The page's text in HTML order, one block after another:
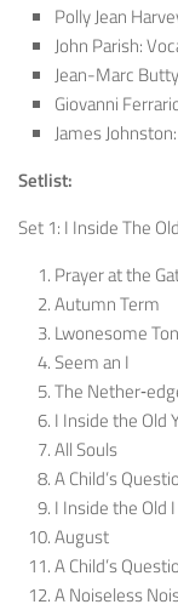
Polly Jean
John Parish:
Jean-Marc
Giovanni
James
Setlist:
Set 1: I Inside The
Prayer at the
Autumn Term
Lwonesome
Seem an I
The
I Inside the Old
All Souls
A Child’s
I Inside the Old
August
A Child’s
A Noiseless